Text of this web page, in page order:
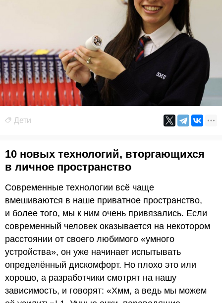
Дети
10 новых технологий, вторгающихся
в личное пространство
Современные технологии всё чаще
вмешиваются в наше приватное пространство,
и более того, мы к ним очень привязались. Если
современный человек оказывается на некотором
расстоянии от своего любимого «умного
устройства», он уже начинает испытывать
определённый дискомфорт. Но плохо это или
хорошо, а разработчики смотрят на нашу
зависимость, и говорят: «Хмм, а ведь мы можем